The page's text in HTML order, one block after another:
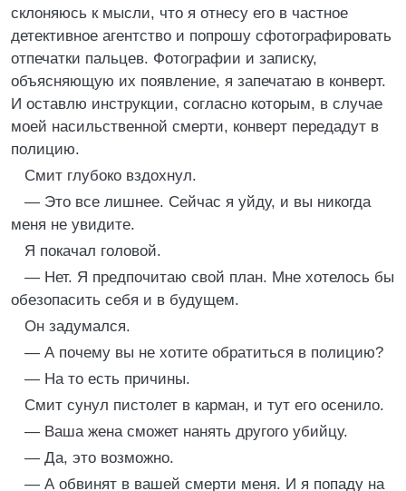
склоняюсь к мысли, что я отнесу его в частное
детективное агентство и попрошу сфотографировать
отпечатки пальцев. Фотографии и записку,
объясняющую их появление, я запечатаю в конверт.
И оставлю инструкции, согласно которым, в случае
моей насильственной смерти, конверт передадут в
полицию.
Смит глубоко вздохнул.
— Это все лишнее. Сейчас я уйду, и вы никогда
меня не увидите.
Я покачал головой.
— Нет. Я предпочитаю свой план. Мне хотелось бы
обезопасить себя и в будущем.
Он задумался.
— А почему вы не хотите обратиться в полицию?
— На то есть причины.
Смит сунул пистолет в карман, и тут его осенило.
— Ваша жена сможет нанять другого убийцу.
— Да, это возможно.
— А обвинят в вашей смерти меня. И я попаду на